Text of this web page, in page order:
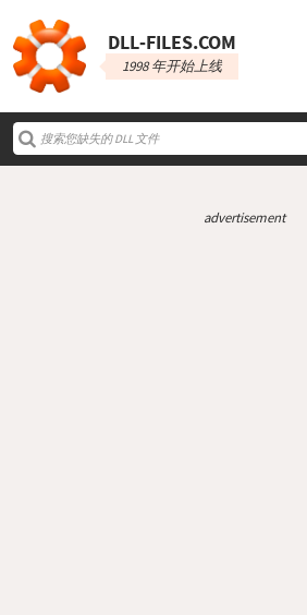
DLL‑FILES.COM
1998 年开始上线
advertisement